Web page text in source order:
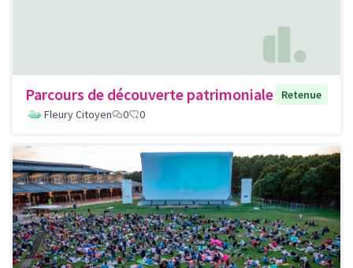
Parcours de découverte patrimoniale
Retenue
Fleury Citoyen
0 0